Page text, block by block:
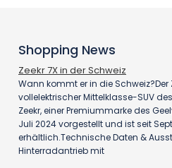
Shopping News
Zeekr 7X in der Schweiz
Wann kommt er in die Schweiz?Der
vollelektrischer Mittelklasse-SUV
Zeekr, einer Premiummarke des
Juli 2024 vorgestellt und ist seit
erhältlich.Technische Daten &
Hinterradantrieb mit